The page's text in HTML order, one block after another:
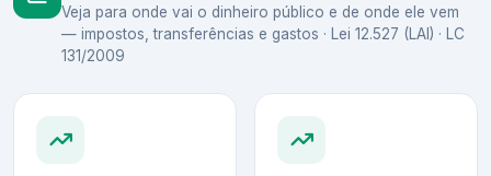
Veja para onde vai o dinheiro público e de onde ele vem
— impostos, transferências e gastos · Lei 12.527 (LAI) · LC
131/2009